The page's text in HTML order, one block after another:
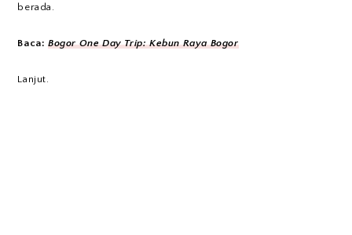
berada.
Baca:Bogor One Day Trip: Kebun Raya Bogor
Lanjut.